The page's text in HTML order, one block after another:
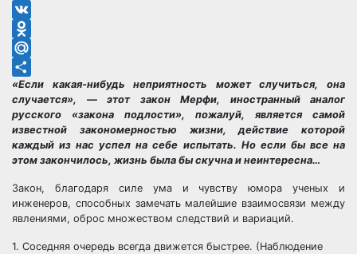
Telegram
VK
Odnoklassniki
Mail.Ru
Отправить
«Если какая-нибудь неприятность может случиться, она
случается», — этот закон Мерфи, иностранный аналог
русского «закона подлости», пожалуй, является самой
известной закономерностью жизни, действие которой
каждый из нас успел на себе испытать. Но если бы все на
этом закончилось, жизнь была бы скучна и неинтересна…
Закон, благодаря силе ума и чувству юмора ученых и
инженеров, способных замечать малейшие взаимосвязи между
явлениями, оброс множеством следствий и вариаций.
1. Соседняя очередь всегда движется быстрее. (Наблюдение